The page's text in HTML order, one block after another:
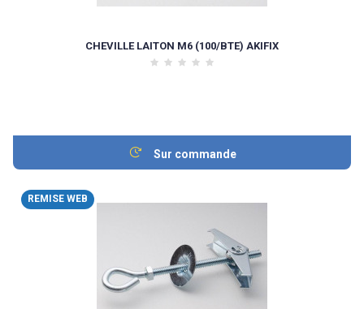
CHEVILLE LAITON M6 (100/BTE) AKIFIX
Sur commande
REMISE WEB